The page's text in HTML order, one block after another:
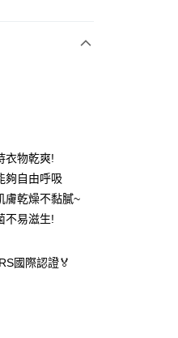
行
行
業銀行
21家銀行
行
行
行
21家銀行
20家銀行
行
行
衣物乾爽!
夠自由呼吸
膚乾燥不黏膩~
不易滋生!
國際認證🏅